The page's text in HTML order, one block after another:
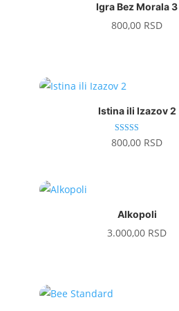
Igra Bez Morala 3
800,00 RSD
Istina ili Izazov 2
Ocenjeno sa
5.00
800,00 RSD
Alkopoli
3.000,00 RSD